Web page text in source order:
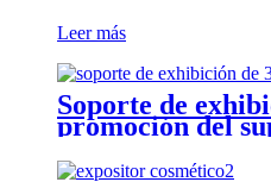
Leer más
Soporte de
promoción del